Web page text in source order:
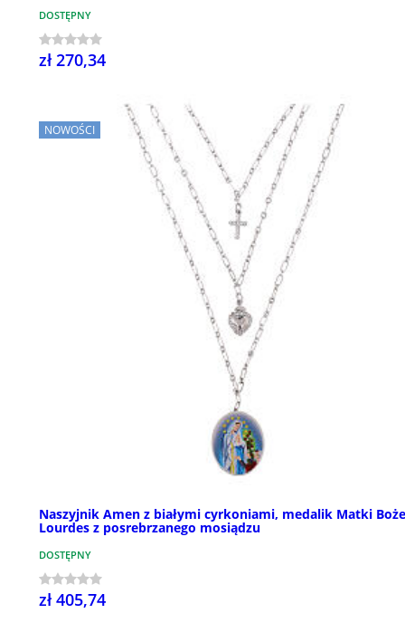
DOSTĘPNY
zł 270,34
NOWOŚCI
Naszyjnik Amen z białymi cyrkoniami, medalik Matki
Lourdes z posrebrzanego mosiądzu
DOSTĘPNY
zł 405,74